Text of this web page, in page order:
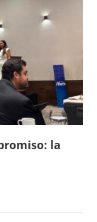
la